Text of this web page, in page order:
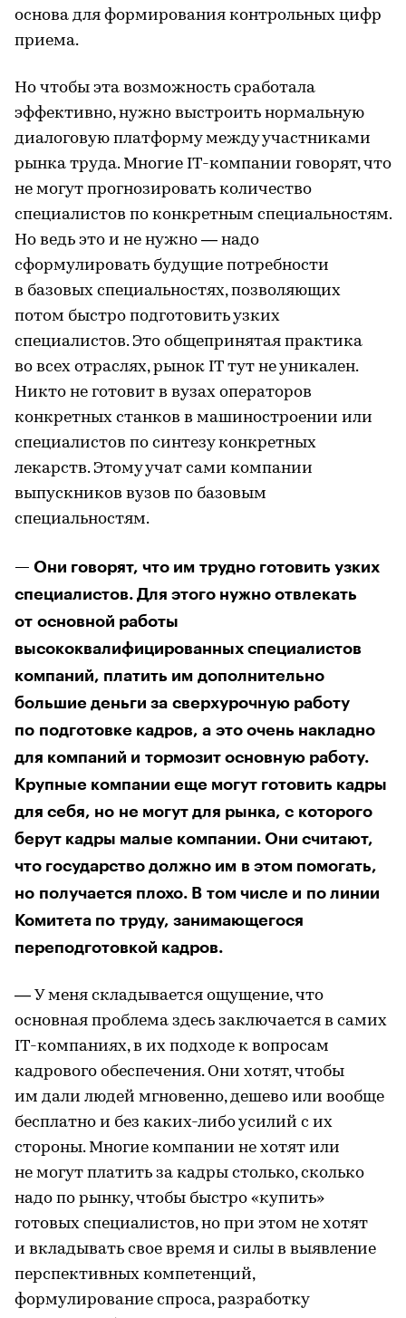
основа для формирования контрольных цифр
приема.
Но чтобы эта возможность сработала
эффективно, нужно выстроить нормальную
диалоговую платформу между участниками
рынка труда. Многие IT-компании говорят, что
не могут прогнозировать количество
специалистов по конкретным специальностям.
Но ведь это и не нужно — надо
сформулировать будущие потребности
в базовых специальностях, позволяющих
потом быстро подготовить узких
специалистов. Это общепринятая практика
во всех отраслях, рынок IT тут не уникален.
Никто не готовит в вузах операторов
конкретных станков в машиностроении или
специалистов по синтезу конкретных
лекарств. Этому учат сами компании
выпускников вузов по базовым
специальностям.
— Они говорят, что им трудно готовить узких
специалистов. Для этого нужно отвлекать
от основной работы
высококвалифицированных специалистов
компаний, платить им дополнительно
большие деньги за сверхурочную работу
по подготовке кадров, а это очень накладно
для компаний и тормозит основную работу.
Крупные компании еще могут готовить кадры
для себя, но не могут для рынка, с которого
берут кадры малые компании. Они считают,
что государство должно им в этом помогать,
но получается плохо. В том числе и по линии
Комитета по труду, занимающегося
переподготовкой кадров.
— У меня складывается ощущение, что
основная проблема здесь заключается в самих
IT-компаниях, в их подходе к вопросам
кадрового обеспечения. Они хотят, чтобы
им дали людей мгновенно, дешево или вообще
бесплатно и без каких-либо усилий с их
стороны. Многие компании не хотят или
не могут платить за кадры столько, сколько
надо по рынку, чтобы быстро «купить»
готовых специалистов, но при этом не хотят
и вкладывать свое время и силы в выявление
перспективных компетенций,
формулирование спроса, разработку